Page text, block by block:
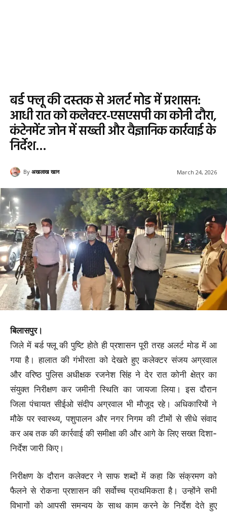
बर्ड फ्लू की दस्तक से अलर्ट मोड में प्रशासन:
आधी रात को कलेक्टर-एसएसपी का कोनी दौरा,
कंटेनमेंट जोन में सख्ती और वैज्ञानिक कार्रवाई के
निर्देश…
By अखलाख खान March 24, 2026
बिलासपुर।
जिले में बर्ड फ्लू की पुष्टि होते ही प्रशासन पूरी तरह अलर्ट मोड में आ
गया है। हालात की गंभीरता को देखते हुए कलेक्टर संजय अग्रवाल
और वरिष्ठ पुलिस अधीक्षक रजनेश सिंह ने देर रात कोनी क्षेत्र का
संयुक्त निरीक्षण कर जमीनी स्थिति का जायजा लिया। इस दौरान
जिला पंचायत सीईओ संदीप अग्रवाल भी मौजूद रहे। अधिकारियों ने
मौके पर स्वास्थ्य, पशुपालन और नगर निगम की टीमों से सीधे संवाद
कर अब तक की कार्रवाई की समीक्षा की और आगे के लिए सख्त दिशा-
निर्देश जारी किए।
निरीक्षण के दौरान कलेक्टर ने साफ शब्दों में कहा कि संक्रमण को
फैलने से रोकना प्रशासन की सर्वोच्च प्राथमिकता है। उन्होंने सभी
विभागों को आपसी समन्वय के साथ काम करने के निर्देश देते हुए